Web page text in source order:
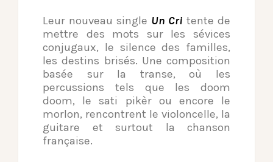
­Leur nouveau single Un Cri tente de
mettre des mots sur les sévices
conjugaux, le silence des familles,
les destins brisés. Une composition
basée sur la transe, où les
percussions tels que les doom
doom, le sati pikèr ou encore le
morlon, rencontrent le violoncelle, la
guitare et surtout la chanson
française.